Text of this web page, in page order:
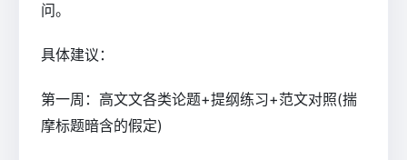
问。
具体建议：
第一周：高文文各类论题+提纲练习+范文对照(揣
摩标题暗含的假定)